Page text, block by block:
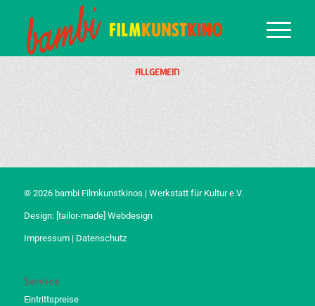
ALLGEMEIN
© 2026 bambi Filmkunstkinos | Werkstatt für Kultur e.V.
Design: [tailor-made] Webdesign
Impressum| Datenschutz
Service
Eintrittspreise